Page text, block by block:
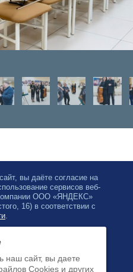
вы даёте согласие на
сервисов веб-
ООО «ЯНДЕКС»
16) в соответствии с
.
наш сайт, вы даете
Cookies и других